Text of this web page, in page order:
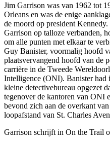
Jim Garrison was van 1962 tot
Orleans en was de enige
de moord op president
Garrison op talloze verbanden,
om alle punten met elkaar te
Guy Banister, voormalig hoofd
plaatsvervangend hoofd van de
carrière in de Tweede
Intelligence (ONI). Banister had
kleine detectivebureau opgezet
tegenover de kantoren van ONI
bevond zich aan de overkant
loopafstand van St. Charles
Garrison schrijft in On the Trail